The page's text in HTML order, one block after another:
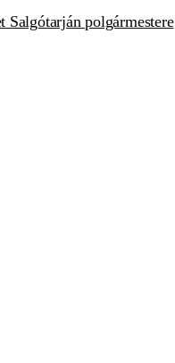
Salgótarján polgármestere